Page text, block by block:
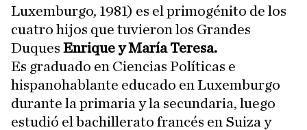
Luxemburgo, 1981) es el primogénito de los
cuatro hijos que tuvieron los Grandes
Duques Enrique y María Teresa.
Es graduado en Ciencias Políticas e
hispanohablante educado en Luxemburgo
durante la primaria y la secundaria, luego
estudió el bachillerato francés en Suiza y